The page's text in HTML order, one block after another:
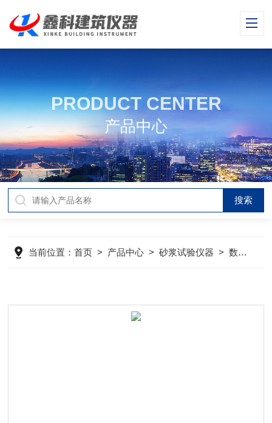
PRODUCT CENTER
产品中心
当前位置：首页 > 产品中心 >砂浆试验仪器 >数显砂浆抗渗仪